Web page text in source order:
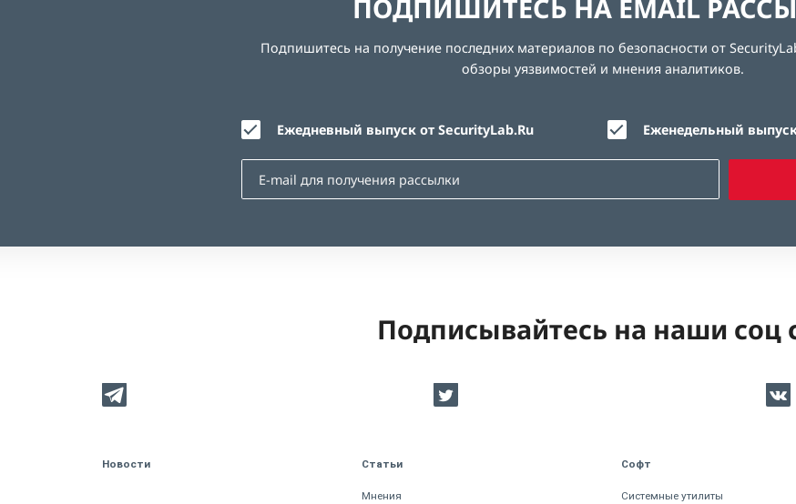
ПОДПИШИТЕСЬ НА EMAIL
Подпишитесь на получение последних материалов по безопасности от
обзоры уязвимостей и мнения аналитиков.
Ежедневный выпуск от SecurityLab.Ru Еженедельный
Подписывайтесь на наши соц
Новости Статьи
Мнения
Софт
Системные утилиты